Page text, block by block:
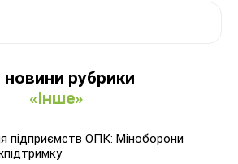
новини рубрики
«Інше»
підприємств ОПК: Міноборони